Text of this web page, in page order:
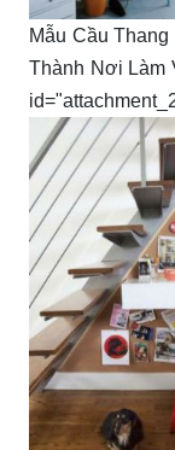
Mẫu Cầu
Thành Nơi Làm